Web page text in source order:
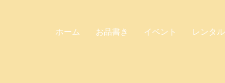
ホーム お品書き イベント レンタル